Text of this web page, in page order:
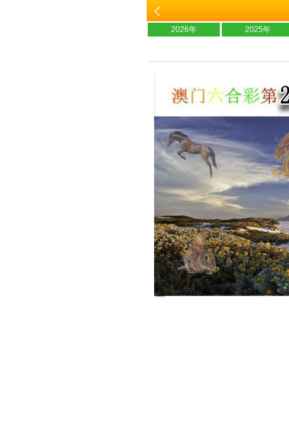
2026年 2025年